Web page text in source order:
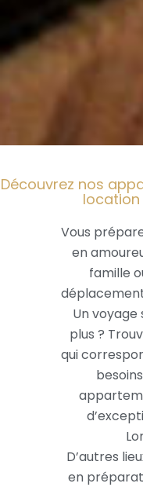
Découvrez nos
location
Vous
en
famille
Un voyage
plus ?
qui
D’autres
en